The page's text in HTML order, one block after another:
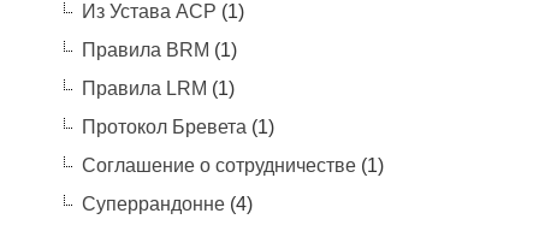
Из Устава АСР (1)
Правила BRM (1)
Правила LRM (1)
Протокол Бревета (1)
Соглашение о сотрудничестве(1)
Суперрандонне(4)